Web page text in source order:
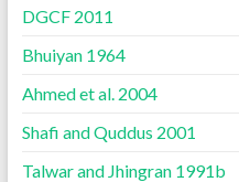
DGCF 2011
Bhuiyan 1964
Ahmed et al. 2004
Shafi and Quddus 2001
Talwar and Jhingran 1991b